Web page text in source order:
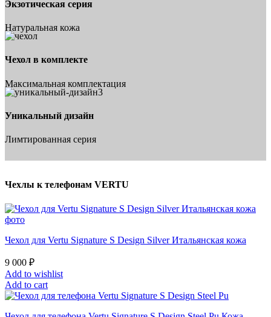
Экзотическая серия
Натуральная кожа
Чехол в комплекте
Максимальная комплектация
Уникальный дизайн
Лимтированная серия
Чехлы к телефонам VERTU
Чехол для Vertu Signature S Design Silver Итальянская кожа
9 000 ₽
Add to wishlist
Add to cart